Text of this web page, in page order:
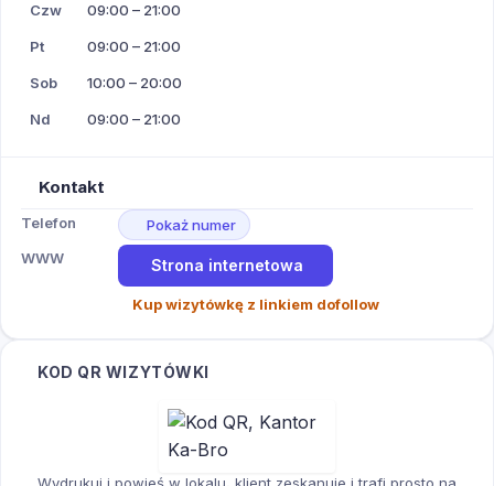
Czw 09:00 – 21:00
Pt 09:00 – 21:00
Sob 10:00 – 20:00
Nd 09:00 – 21:00
Kontakt
Telefon
Pokaż numer
WWW
Strona internetowa
Kup wizytówkę z linkiem dofollow
KOD QR WIZYTÓWKI